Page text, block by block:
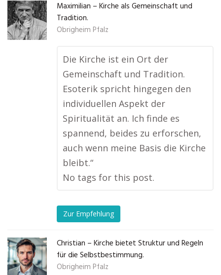
Maximilian – Kirche als Gemeinschaft und
Tradition.
Obrigheim Pfalz
Die Kirche ist ein Ort der
Gemeinschaft und Tradition.
Esoterik spricht hingegen den
individuellen Aspekt der
Spiritualität an. Ich finde es
spannend, beides zu erforschen,
auch wenn meine Basis die Kirche
bleibt.“
No tags for this post.
Zur Empfehlung
Christian – Kirche bietet Struktur und Regeln
für die Selbstbestimmung.
Obrigheim Pfalz